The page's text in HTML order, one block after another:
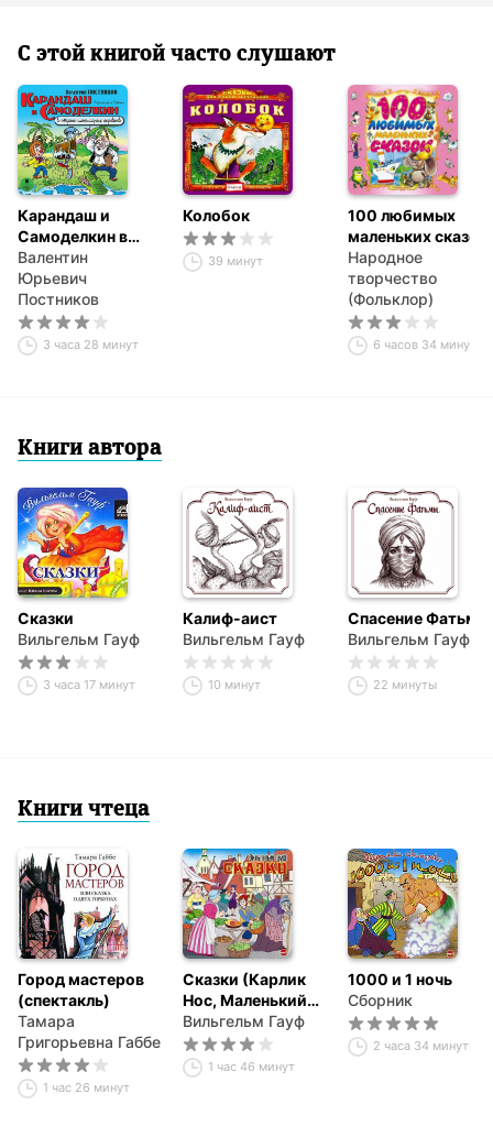
С этой книгой часто слушают
Карандаш и
Самоделкин в
стране
шоколадных
деревьев
Валентин
Юрьевич
Постников
3 часа 28 минут
Колобок
39 минут
100 любимых
маленьких сказок
Народное
творчество
(Фольклор)
6 часов 34 минуты
Книги автора
Сказки
Вильгельм Гауф
3 часа 17 минут
Калиф-аист
Вильгельм Гауф
10 минут
Спасение Фатьмы
Вильгельм Гауф
22 минуты
Книги чтеца
Город мастеров
(спектакль)
Тамара
Григорьевна Габбе
1 час 26 минут
Сказки (Карлик
Нос, Маленький
Мук)
Вильгельм Гауф
1 час 46 минут
1000 и 1 ночь
Сборник
2 часа 34 минуты